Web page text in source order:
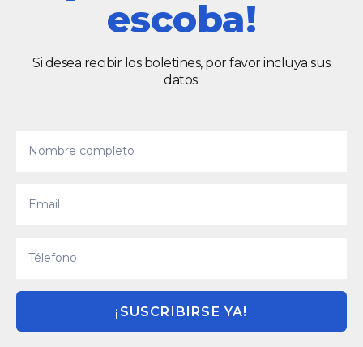
escoba!
Si desea recibir los boletines, por favor incluya sus
datos:
¡SUSCRIBIRSE YA!